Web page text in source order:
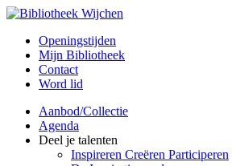
Openingstijden
Mijn Bibliotheek
Contact
Word lid
Aanbod/Collectie
Agenda
Deel je talenten
Inspireren Creëren Participeren